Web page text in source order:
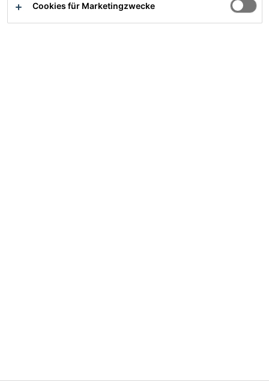
Informationen gemäß Störfallverordnung
Lieferanteninformationen
Cookies für Marketingzwecke